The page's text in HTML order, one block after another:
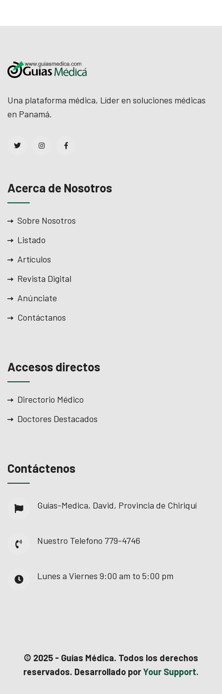
Una plataforma médica, Líder en soluciones médicas
en Panamá.
Acerca de Nosotros
Sobre Nosotros
Listado
Artículos
Revista Digital
Anúnciate
Contáctanos
Accesos directos
Directorio Médico
Doctores Destacados
Contáctenos
Guías-Medica, David, Provincia de Chiriquí
Nuestro Telefono 779-4746
Lunes a Viernes 9:00 am to 5:00 pm
© 2025 - Guías Médica. Todos los derechos
reservados. Desarrollado porYour Support.